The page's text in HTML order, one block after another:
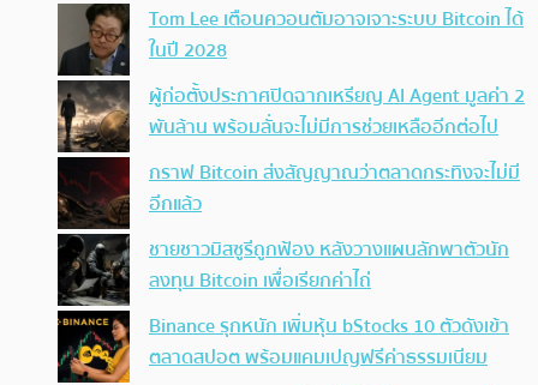
Tom Lee เตือนควอนตัมอาจเจาะระบบ Bitcoin ได้
ในปี 2028
ผู้ก่อตั้งประกาศปิดฉากเหรียญ AI Agent มูลค่า 2
พันล้าน พร้อมลั่นจะไม่มีการช่วยเหลืออีกต่อไป
กราฟ Bitcoin ส่งสัญญาณว่าตลาดกระทิงจะไม่มี
อีกแล้ว
ชายชาวมิสซูรีถูกฟ้อง หลังวางแผนลักพาตัวนัก
ลงทุน Bitcoin เพื่อเรียกค่าไถ่
Binance รุกหนัก เพิ่มหุ้น bStocks 10 ตัวดังเข้า
ตลาดสปอต พร้อมแคมเปญฟรีค่าธรรมเนียม